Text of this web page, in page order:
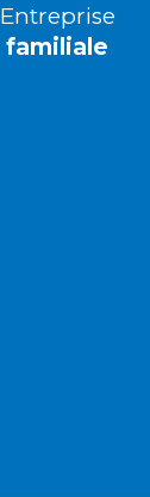
Entreprise
familiale